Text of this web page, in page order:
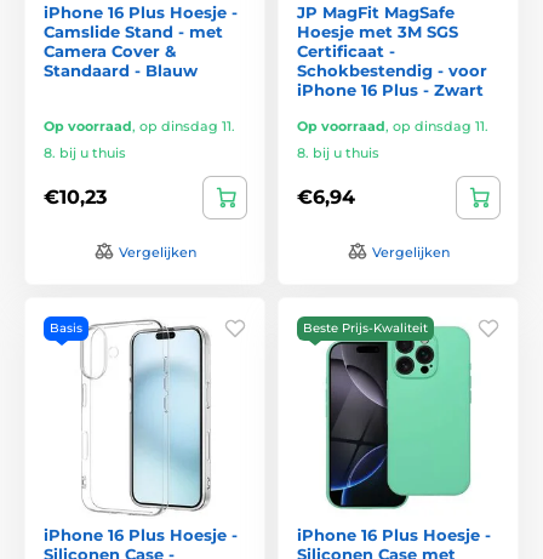
iPhone 16 Plus Hoesje -
Camslide Stand - met
Camera Cover &
Standaard - Blauw
Op voorraad, op dinsdag 11.
8. bij u thuis
€10,23
Vergelijken
JP MagFit MagSafe
Hoesje met 3M SGS
Certificaat -
Schokbestendig - voor
iPhone 16 Plus - Zwart
Op voorraad, op dinsdag 11.
8. bij u thuis
€6,94
Vergelijken
Basis
iPhone 16 Plus Hoesje -
Siliconen Case -
Beste Prijs-Kwaliteit
iPhone 16 Plus Hoesje -
Siliconen Case met